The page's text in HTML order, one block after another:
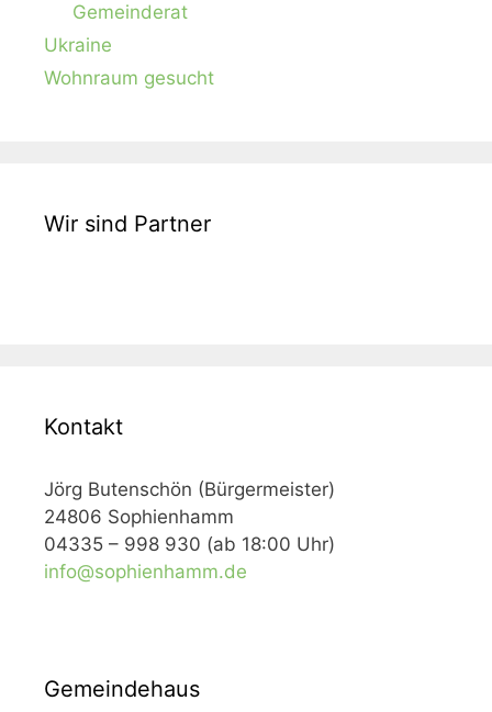
Gemeinderat
Ukraine
Wohnraum gesucht
Wir sind Partner
Kontakt
Jörg Butenschön (Bürgermeister)
24806 Sophienhamm
04335 – 998 930 (ab 18:00 Uhr)
info@sophienhamm.de
Gemeindehaus